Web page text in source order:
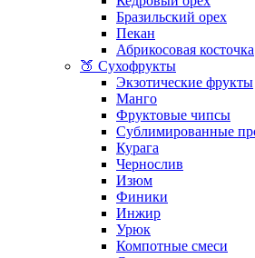
Бразильский орех
Пекан
Абрикосовая косточка
🍑 Сухофрукты
Экзотические фрукты
Манго
Фруктовые чипсы
Сублимированные
Курага
Чернослив
Изюм
Финики
Инжир
Урюк
Компотные смеси